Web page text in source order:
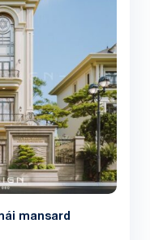
mansard